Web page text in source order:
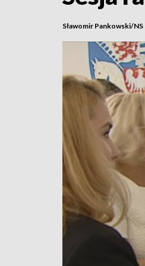
Sławomir Pankowski/NS